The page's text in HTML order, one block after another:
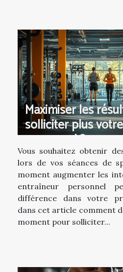
Maximiser les
solliciter plus
personnel ?
Vous souhaitez obtenir
lors de vos séances de
moment augmenter les
entraîneur personnel
différence dans votre
dans cet article comment
moment pour solliciter...